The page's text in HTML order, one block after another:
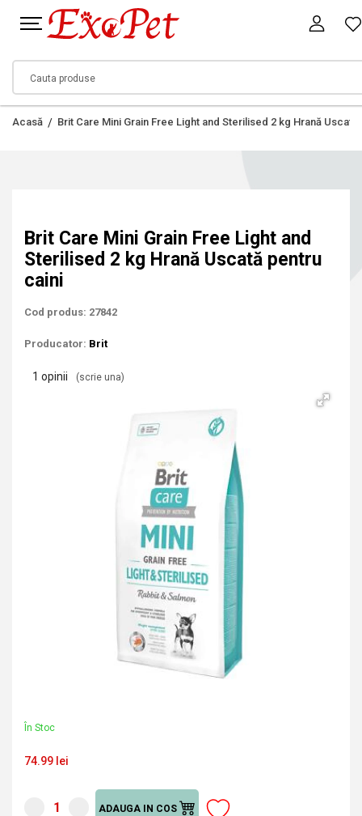
Acasă Brit Care Mini Grain Free Light and Sterilised 2 kg Hrană
Brit Care Mini Grain Free Light and
Sterilised 2 kg Hrană Uscată pentru
caini
Cod produs: 27842
Producator: Brit
1 opinii (scrie una)
În Stoc
74.99 lei
ADAUGA IN COS